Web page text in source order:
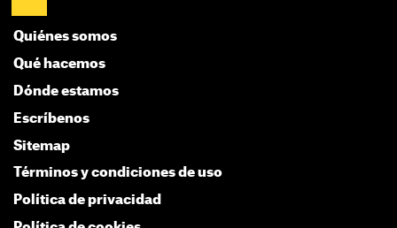
Quiénes somos
Qué hacemos
Dónde estamos
Escríbenos
Sitemap
Términos y condiciones de uso
Política de privacidad